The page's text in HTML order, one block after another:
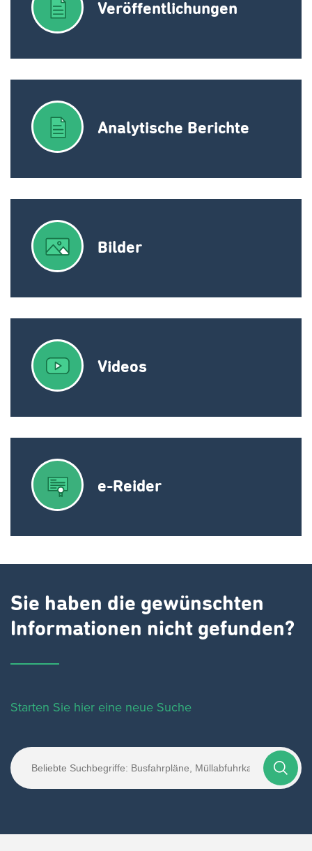
Veröffentlichungen
Analytische Berichte
Bilder
Videos
e-Reider
Sie haben die gewünschten
Informationen nicht gefunden?
Starten Sie hier eine neue Suche